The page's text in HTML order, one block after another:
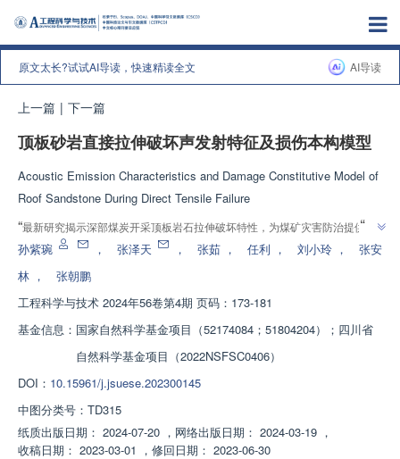
原文太长?试试AI导读，快速精读全文 AI导读
上一篇 | 下一篇
顶板砂岩直接拉伸破坏声发射特征及损伤本构模型
Acoustic Emission Characteristics and Damage Constitutive Model of
Roof Sandstone During Direct Tensile Failure
“最新研究揭示深部煤炭开采顶板岩石拉伸破坏特性，为煤矿灾害防治提供指
导。”
”
孙紫琬 ， 张泽天 ， 张茹 ， 任利 ， 刘小玲 ，
张安
林 ，
张朝鹏
工程科学与技术 2024年56卷第4期 页码：173-181
基金信息： 国家自然科学基金项目（52174084；51804204）；四川省
自然科学基金项目（2022NSFSC0406）
DOI： 10.15961/j.jsuese.202300145
中图分类号： TD315
纸质出版日期： 2024-07-20 ， 网络出版日期： 2024-03-19 ，
收稿日期： 2023-03-01 ， 修回日期： 2023-06-30